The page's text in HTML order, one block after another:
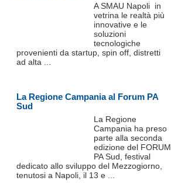
A SMAU Napoli in
vetrina le realtà più
innovative e le
soluzioni
tecnologiche
provenienti da startup, spin off, distretti
ad alta ...
La Regione Campania al Forum PA
Sud
La Regione
Campania ha preso
parte alla seconda
edizione del FORUM
PA Sud, festival
dedicato allo sviluppo del Mezzogiorno,
tenutosi a Napoli, il 13 e ...